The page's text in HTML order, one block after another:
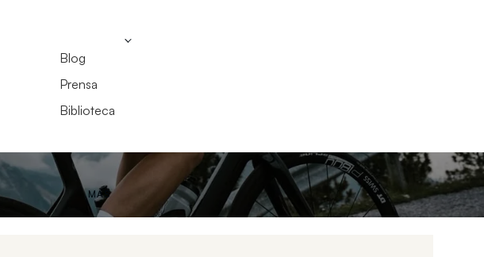
Blog
Prensa
Biblioteca
MÁS